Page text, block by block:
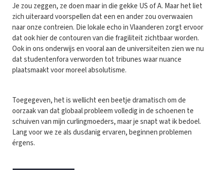
Je zou zeggen, ze doen maar in die gekke US of A. Maar het liet
zich uiteraard voorspellen dat een en ander zou overwaaien
naar onze contreien. Die lokale echo in Vlaanderen zorgt ervoor
dat ook hier de contouren van die fragiliteit zichtbaar worden.
Ook in ons onderwijs en vooral aan de universiteiten zien we nu
dat studentenfora verworden tot tribunes waar nuance
plaatsmaakt voor moreel absolutisme.
Toegegeven, het is wellicht een beetje dramatisch om de
oorzaak van dat globaal probleem volledig in de schoenen te
schuiven van mijn curlingmoeders, maar je snapt wat ik bedoel.
Lang voor we ze als dusdanig ervaren, beginnen problemen
érgens.